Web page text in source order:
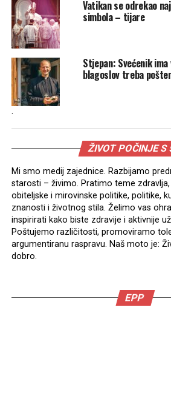
Vatikan se odrekao
simbola – tijare
Stjepan: Svećenik
blagoslov treba
.
ŽIVOT POČINJE S
Mi smo medij zajednice. Razbijamo
starosti – živimo. Pratimo teme
obiteljske i mirovinske politike, politike,
znanosti i životnog stila. Želimo vas
inspirirati kako biste zdravije i aktivnije
Poštujemo različitosti, promoviramo
argumentiranu raspravu. Naš moto je:
dobro.
EPP